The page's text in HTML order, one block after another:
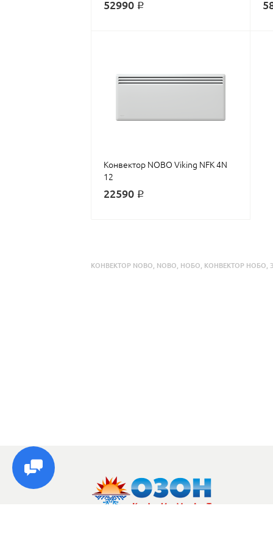
52990 ₽
Конвектор NOBO Viking NFK 4N
12
22590 ₽
КОНВЕКТОР NOBO NOBO НОБО КОНВЕКТОР НОБО ,